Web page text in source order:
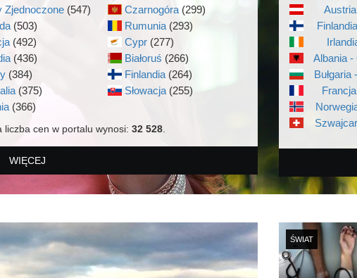
Zjednoczone (547)
(503)
(492)
(436)
(384)
(375)
(366)
Czarnogóra (299)
Rumunia (293)
Cypr (277)
Białoruś (266)
Finlandia (264)
Słowacja (255)
cen w portalu wynosi: 32 528
WIĘCEJ
Albania -
Bułgaria
ŚWIAT